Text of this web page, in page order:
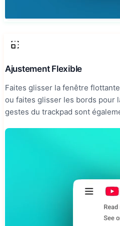
Ajustement Flexible
Faites glisser la fenêtre
ou faites glisser les bords pour
gestes du trackpad sont